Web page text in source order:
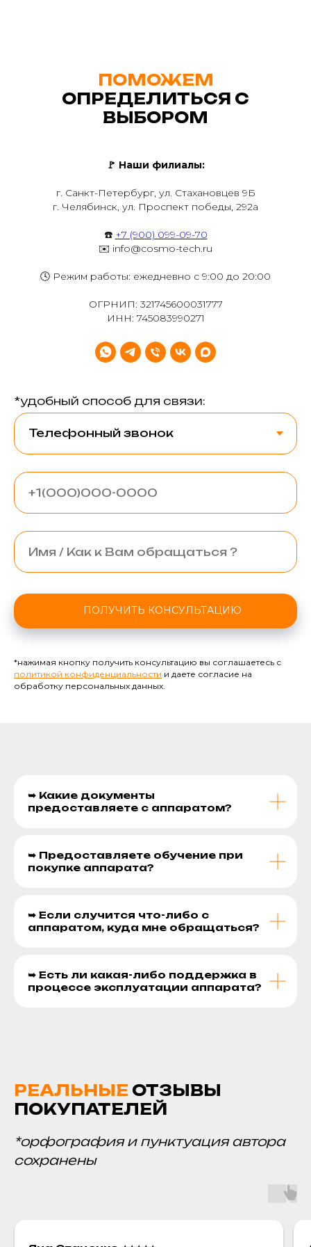
ПОМОЖЕМ
ОПРЕДЕЛИТЬСЯ С
ВЫБОРОМ
🚩 Наши филиалы:
г. Санкт-Петербург, ул. Стахановцев 9Б
г. Челябинск, ул. Проспект победы, 292а
☎️ +7 (900) 099-09-70
✉️ info@cosmo-tech.ru
🕓 Режим работы: ежедневно с 9:00 до 20:00
ОГРНИП: 321745600031777
ИНН: 745083990271
*удобный способ для связи:
ПОЛУЧИТЬ КОНСУЛЬТАЦИЮ
*нажимая кнопку получить консультацию вы соглашаетесь с
политикой конфиденциальности и даете согласие на
обработку персональных данных.
➥ Какие документы
предоставляете с аппаратом?
➥ Предоставляете обучение при
покупке аппарата?
➥ Если случится что-либо с
аппаратом, куда мне обращаться?
➥ Есть ли какая-либо поддержка в
процессе эксплуатации аппарата?
РЕАЛЬНЫЕ ОТЗЫВЫ
ПОКУПАТЕЛЕЙ
*орфография и пунктуация автора
сохранены